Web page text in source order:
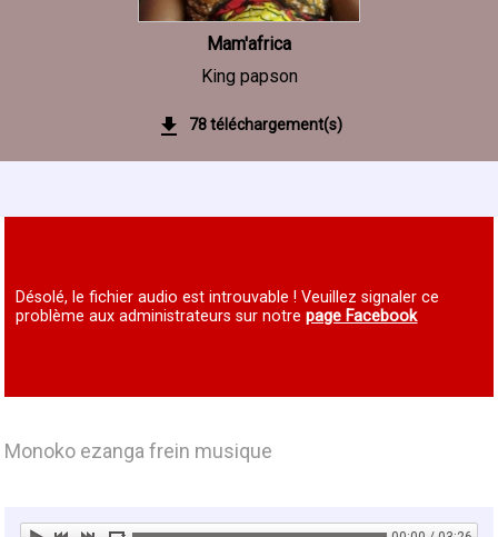
Mam'africa
King papson
78 téléchargement(s)
Désolé, le fichier audio est introuvable ! Veuillez signaler ce
problème aux administrateurs sur notrepage Facebook
Monoko ezanga frein musique